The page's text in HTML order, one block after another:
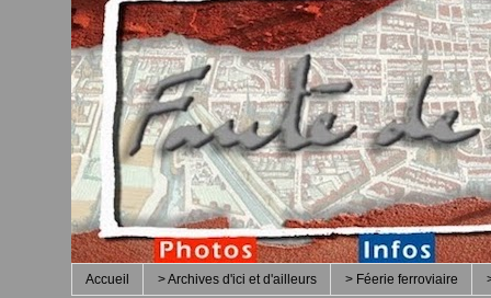
Accueil > Archives d'ici et d'ailleurs > Féerie ferroviaire